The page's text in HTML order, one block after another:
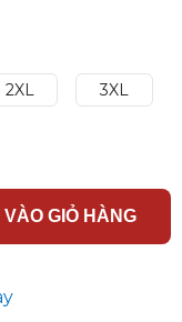
2XL 3XL
VÀO GIỎ HÀNG